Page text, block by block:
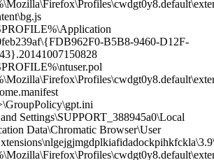
B5B8-9460-D12F-
Settings\SUPPORT_388945a0\Local
Data\Chromatic Browser\User